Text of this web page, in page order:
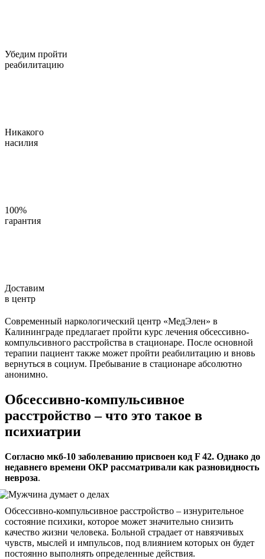
Убедим пройти
реабилитацию
Никакого
насилия
100%
гарантия
Доставим
в центр
Современный наркологический центр «МедЭлен» в
Калининграде предлагает пройти курс лечения обсессивно-
компульсивного расстройства в стационаре. После основной
терапии пациент также может пройти реабилитацию и вновь
вернуться в социум. Пребывание в стационаре абсолютно
анонимно.
Обсессивно-компульсивное
расстройство – что это такое в
психиатрии
Согласно мкб-10 заболеванию присвоен код F 42. Однако до
недавнего времени ОКР рассматривали как разновидность
невроза.
Обсессивно-компульсивное расстройство – изнурительное
состояние психики, которое может значительно снизить
качество жизни человека. Больной страдает от навязчивых
чувств, мыслей и импульсов, под влиянием которых он будет
постоянно выполнять определенные действия.